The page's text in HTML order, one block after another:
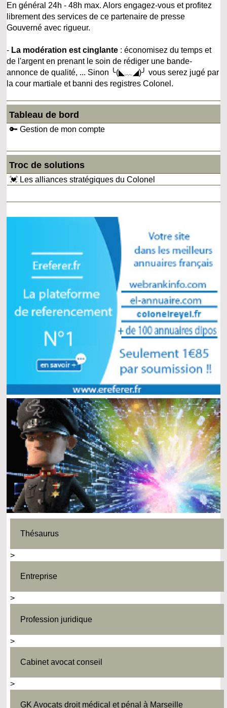
En général 24h - 48h max. Alors engagez-vous et profitez
librement des services de ce partenaire de presse
Gouverné avec rigueur.
- La modération est cinglante : économisez du temps et
de l'argent en prenant le soin de rédiger une bande-
annonce de qualité, ... Sinon ╰(◣﹏◢)╯ vous serez jugé par
la cour martiale et banni des registres Colonel.
Tableau de bord
🔑 Gestion de mon compte
Troc de solutions
💓 Les alliances stratégiques du Colonel
Thésaurus
>
Entreprise
>
Profession juridique
>
Cabinet avocat conseil
>
GK Avocats droit médical et pénal à Marseille